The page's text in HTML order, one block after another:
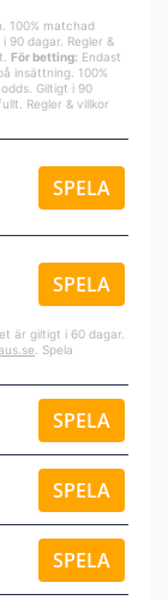
100% matchad
90 dagar. Regler &
För betting: Endast
insättning. 100%
Giltigt i 90
Regler & villkor
SPELA
SPELA
är giltigt i 60 dagar.
. Spela
SPELA
SPELA
SPELA